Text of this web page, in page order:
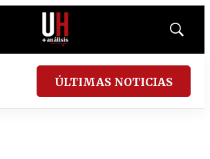
Mostrar
ÚLTIMAS NOTICIAS